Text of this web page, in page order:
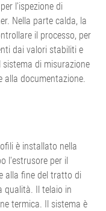
l'ispezione di
Nella parte calda, la
il processo, per
dai valori stabiliti e
di misurazione
alla documentazione.
è installato nella
l'estrusore per il
alla fine del tratto di
qualità. Il telaio in
termica. Il sistema è